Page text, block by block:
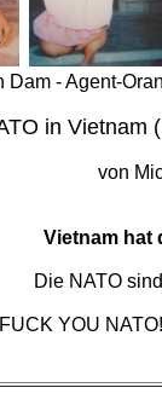
- Agent-
in
von
Vietnam hat
Die NATO
FUCK YOU